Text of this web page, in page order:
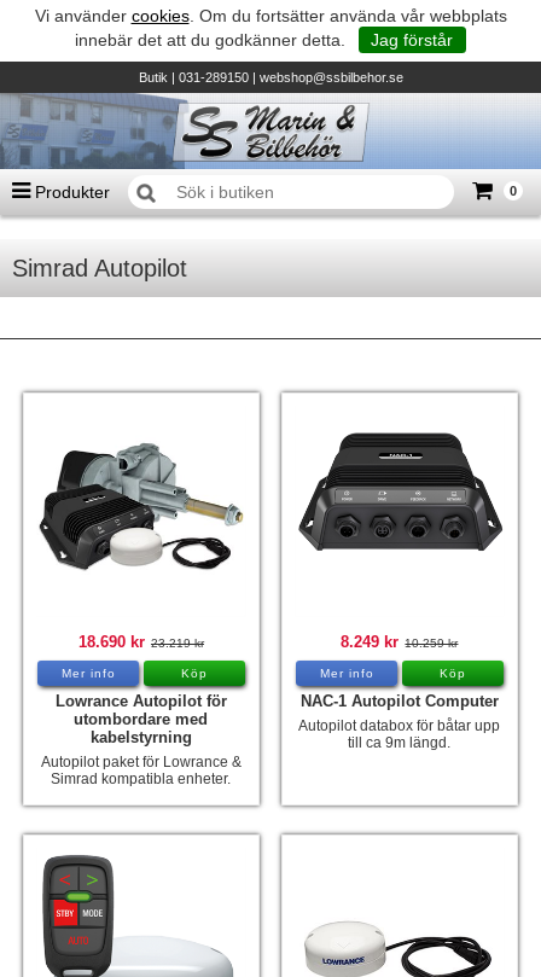
Vi använder cookies. Om du fortsätter använda vår webbplats
innebär det att du godkänner detta.
Jag förstår
Butik| 031-289150 | webshop@ssbilbehor.se
Produkter 0
Honda - Utombordare
HonWave - Gummibåtar
Honda - Elverk & Pumpar
Tohatsu - Utombordare
TK Trailer
Volvo Penta Servicedelar
Yanmar Servicedelar
Yamaha Servicedelar
Garmin
Lowrance
Humminbird
Simrad Autopilot
18.690 kr 23.219 kr
Mer info Köp
Lowrance Autopilot för
utombordare med
kabelstyrning
Autopilot paket för Lowrance &
Simrad kompatibla enheter.
8.249 kr 10.259 kr
Mer info Köp
NAC-1 Autopilot Computer
Autopilot databox för båtar upp
till ca 9m längd.